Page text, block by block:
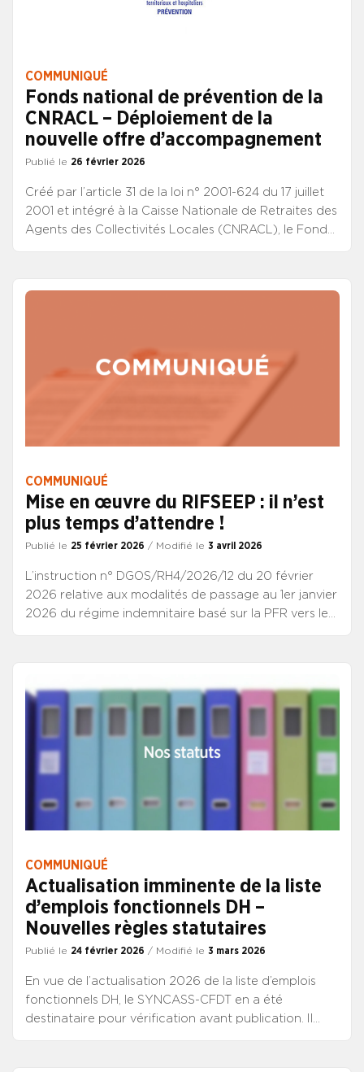
COMMUNIQUÉ
Fonds national de prévention de la
CNRACL – Déploiement de la
nouvelle offre d’accompagnement
Publié le 26 février 2026
Créé par l’article 31 de la loi n° 2001-624 du 17 juillet
2001 et intégré à la Caisse Nationale de Retraites des
Agents des Collectivités Locales (CNRACL), le Fonds
COMMUNIQUÉ
Mise en œuvre du RIFSEEP : il n’est
plus temps d’attendre !
Publié le 25 février 2026 / Modifié le 3 avril 2026
L’instruction n° DGOS/RH4/2026/12 du 20 février
2026 relative aux modalités de passage au 1er janvier
2026 du régime indemnitaire basé sur la PFR vers le
COMMUNIQUÉ
Actualisation imminente de la liste
d’emplois fonctionnels DH –
Nouvelles règles statutaires
Publié le 24 février 2026 / Modifié le 3 mars 2026
En vue de l’actualisation 2026 de la liste d’emplois
fonctionnels DH, le SYNCASS-CFDT en a été
destinataire pour vérification avant publication. Il